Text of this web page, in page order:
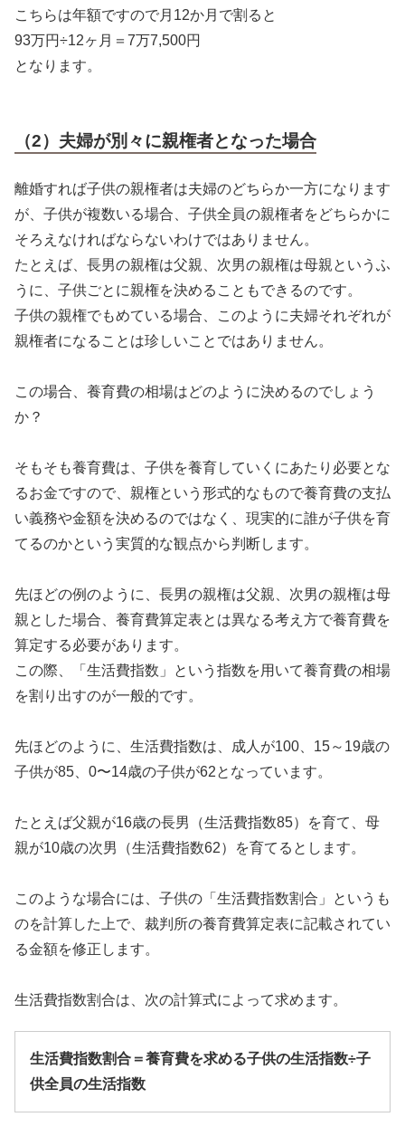
こちらは年額ですので月12か月で割ると
93万円÷12ヶ月＝7万7,500円
となります。
（2）夫婦が別々に親権者となった場合
離婚すれば子供の親権者は夫婦のどちらか一方になります
が、子供が複数いる場合、子供全員の親権者をどちらかに
そろえなければならないわけではありません。
たとえば、長男の親権は父親、次男の親権は母親というふ
うに、子供ごとに親権を決めることもできるのです。
子供の親権でもめている場合、このように夫婦それぞれが
親権者になることは珍しいことではありません。
この場合、養育費の相場はどのように決めるのでしょう
か？
そもそも養育費は、子供を養育していくにあたり必要とな
るお金ですので、親権という形式的なもので養育費の支払
い義務や金額を決めるのではなく、現実的に誰が子供を育
てるのかという実質的な観点から判断します。
先ほどの例のように、長男の親権は父親、次男の親権は母
親とした場合、養育費算定表とは異なる考え方で養育費を
算定する必要があります。
この際、「生活費指数」という指数を用いて養育費の相場
を割り出すのが一般的です。
先ほどのように、生活費指数は、成人が100、15～19歳の
子供が85、0〜14歳の子供が62となっています。
たとえば父親が16歳の長男（生活費指数85）を育て、母
親が10歳の次男（生活費指数62）を育てるとします。
このような場合には、子供の「生活費指数割合」というも
のを計算した上で、裁判所の養育費算定表に記載されてい
る金額を修正します。
生活費指数割合は、次の計算式によって求めます。
生活費指数割合＝養育費を求める子供の生活指数÷子
供全員の生活指数